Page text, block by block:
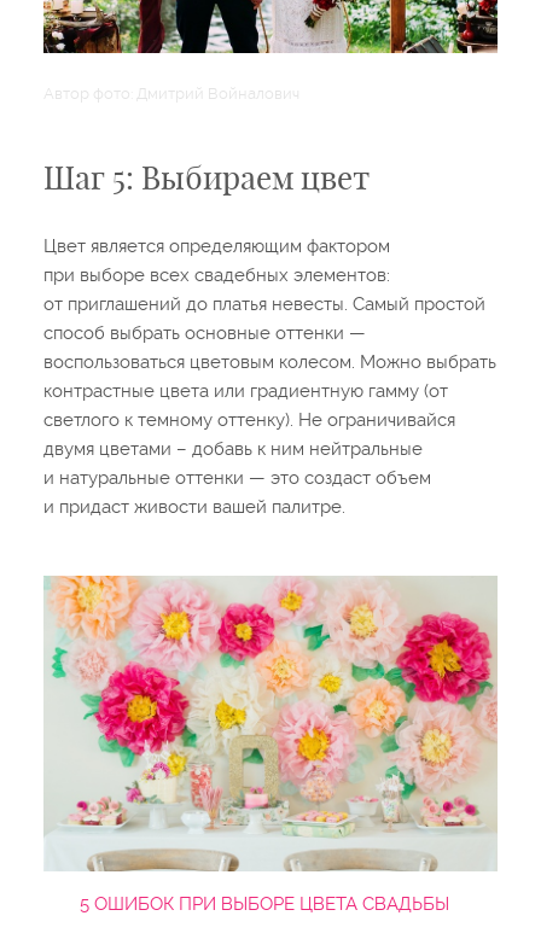
Автор фото: Дмитрий Войналович
Шаг 5: Выбираем цвет
Цвет является определяющим фактором
при выборе всех свадебных элементов:
от приглашений до платья невесты. Самый простой
способ выбрать основные оттенки —
воспользоваться цветовым колесом. Можно выбрать
контрастные цвета или градиентную гамму (от
светлого к темному оттенку). Не ограничивайся
двумя цветами – добавь к ним нейтральные
и натуральные оттенки — это создаст объем
и придаст живости вашей палитре.
5 ОШИБОК ПРИ ВЫБОРЕ ЦВЕТА СВАДЬБЫ